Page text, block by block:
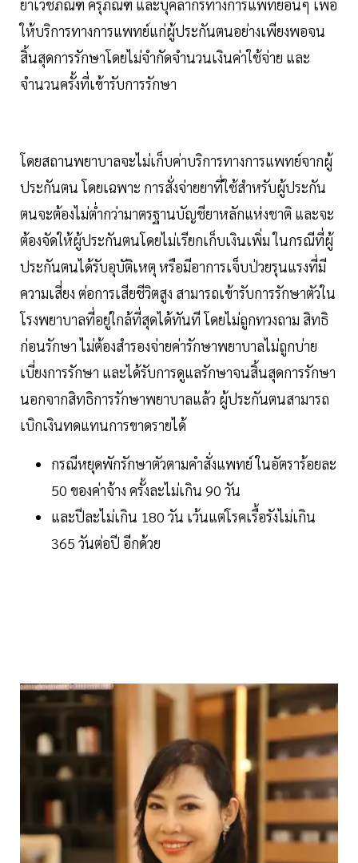
ยาเวชภัณฑ์ ครุภัณฑ์ และบุคลากรทางการแพทย์อื่นๆ เพื่อ
ให้บริการทางการแพทย์แก่ผู้ประกันตนอย่างเพียงพอจน
สิ้นสุดการรักษาโดยไม่จำกัดจำนวนเงินค่าใช้จ่าย และ
จำนวนครั้งที่เข้ารับการรักษา
โดยสถานพยาบาลจะไม่เก็บค่าบริการทางการแพทย์จากผู้
ประกันตน โดยเฉพาะ การสั่งจ่ายยาที่ใช้สำหรับผู้ประกัน
ตนจะต้องไม่ต่ำกว่ามาตรฐานบัญชียาหลักแห่งชาติ และจะ
ต้องจัดให้ผู้ประกันตนโดยไม่เรียกเก็บเงินเพิ่ม ในกรณีที่ผู้
ประกันตนได้รับอุบัติเหตุ หรือมีอาการเจ็บป่วยรุนแรงที่มี
ความเสี่ยง ต่อการเสียชีวิตสูง สามารถเข้ารับการรักษาตัวใน
โรงพยาบาลที่อยู่ใกล้ที่สุดได้ทันที โดยไม่ถูกทวงถาม สิทธิ
ก่อนรักษา ไม่ต้องสำรองจ่ายค่ารักษาพยาบาลไม่ถูกบ่าย
เบี่ยงการรักษา และได้รับการดูแลรักษาจนสิ้นสุดการรักษา
นอกจากสิทธิการรักษาพยาบาลแล้ว ผู้ประกันตนสามารถ
เบิกเงินทดแทนการขาดรายได้
กรณีหยุดพักรักษาตัวตามคำสั่งแพทย์ ในอัตราร้อยละ
50 ของค่าจ้าง ครั้งละไม่เกิน 90 วัน
และปีละไม่เกิน 180 วัน เว้นแต่โรคเรื้อรังไม่เกิน
365 วันต่อปี อีกด้วย